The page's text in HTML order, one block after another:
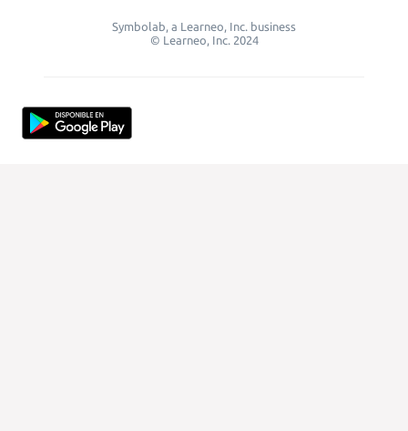
Symbolab, a Learneo, Inc. business
© Learneo, Inc. 2024